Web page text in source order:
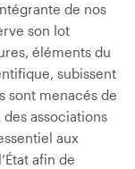
de nos
son lot
éléments du
subissent
sont menacés de
associations
aux
afin de